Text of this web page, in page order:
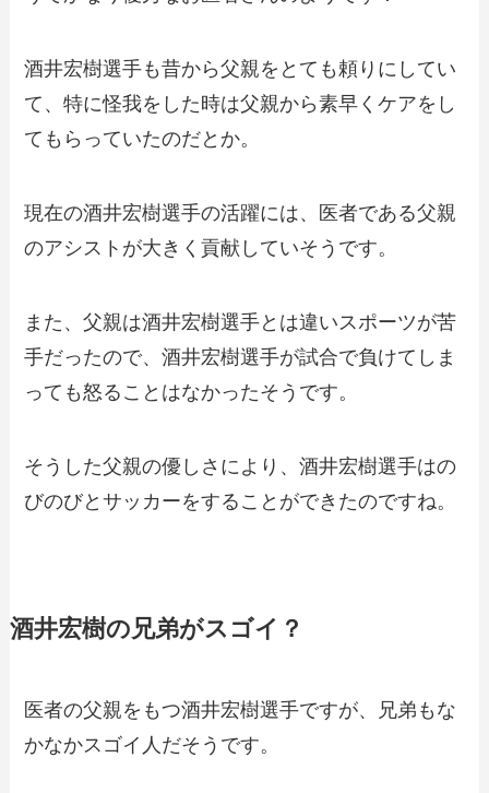
酒井宏樹選手も昔から父親をとても頼りにしてい
て、特に怪我をした時は父親から素早くケアをし
てもらっていたのだとか。
現在の酒井宏樹選手の活躍には、医者である父親
のアシストが大きく貢献していそうです。
また、父親は酒井宏樹選手とは違いスポーツが苦
手だったので、酒井宏樹選手が試合で負けてしま
っても怒ることはなかったそうです。
そうした父親の優しさにより、酒井宏樹選手はの
びのびとサッカーをすることができたのですね。
酒井宏樹の兄弟がスゴイ？
医者の父親をもつ酒井宏樹選手ですが、兄弟もな
かなかスゴイ人だそうです。